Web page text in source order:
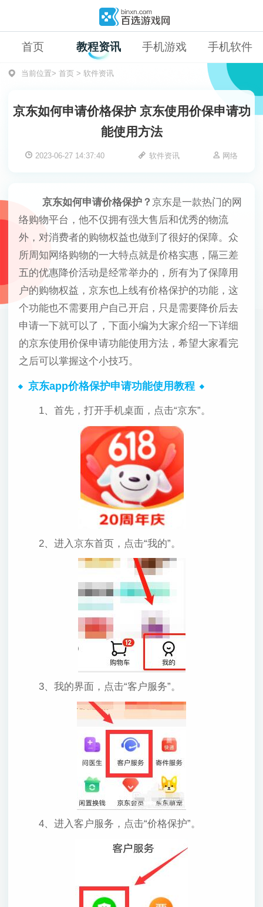
首页 教程资讯 手机游戏 手机软件
当前位置> 首页> 软件资讯
京东如何申请价格保护 京东使用价保申请功
能使用方法
2023-06-27 14:37:40 软件资讯 网络
京东如何申请价格保护？ 京东是一款热门的网
络购物平台，他不仅拥有强大售后和优秀的物流
外，对消费者的购物权益也做到了很好的保障。众
所周知网络购物的一大特点就是价格实惠，隔三差
五的优惠降价活动是经常举办的，所有为了保障用
户的购物权益，京东也上线有价格保护的功能，这
个功能也不需要用户自己开启，只是需要降价后去
申请一下就可以了，下面小编为大家介绍一下详细
的京东使用价保申请功能使用方法，希望大家看完
之后可以掌握这个小技巧。
京东app价格保护申请功能使用教程
1、首先，打开手机桌面，点击“京东”。
2、进入京东首页，点击“我的”。
3、我的界面，点击“客户服务”。
4、进入客户服务，点击“价格保护”。